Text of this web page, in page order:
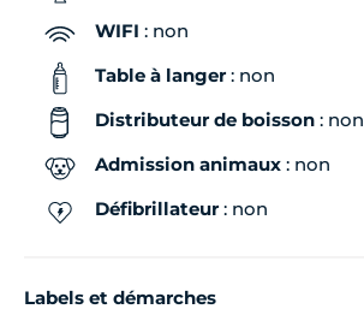
WIFI : non
Table à langer: non
Distributeur de boisson : non
Admission animaux : non
Défibrillateur: non
Labels et démarches